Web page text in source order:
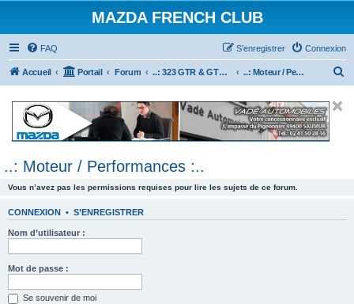
MAZDA FRENCH CLUB
FAQ Connexion
S’enregistrer
Accueil Portail Forum ..: 323 GTR & GTX :.. ..: Moteur / Performances :..
e
..: Moteur / Performances :..
Vous n’avez pas les permissions requises pour lire les sujets de ce forum.
CONNEXION • S’ENREGISTRER
Nom d’utilisateur :
Mot de passe :
Se souvenir de moi